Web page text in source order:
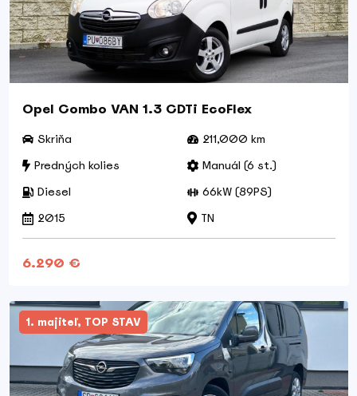
Opel Combo VAN 1.3 CDTi EcoFlex
Skriňa
211,000 km
Predných kolies
Manuál (6 st.)
Diesel
66kW (89PS)
2015
TN
6.290 €
1. majiteľ, TOP STAV